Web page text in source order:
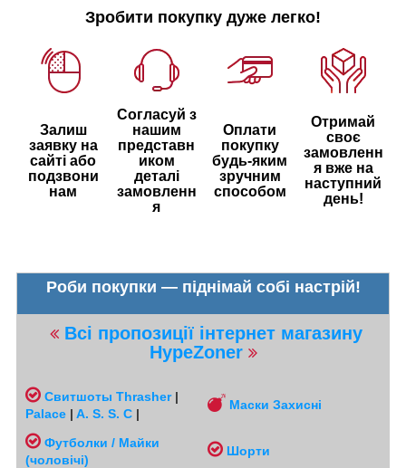
Зробити покупку дуже легко!
Залиш
заявку на
сайті або
подзвони
нам
Согласуй з
нашим
представн
иком
деталі
замовленн
я
Оплати
покупку
будь-яким
зручним
способом
Отримай
своє
замовленн
я вже на
наступний
день!
Роби покупки — піднімай собі настрій!
Всі пропозиції інтернет магазину
HypeZoner
Свитшоты Thrasher|
Palace | A. S. S. C |
Маски Захисні
Футболки / Майки
(чоловічі)
Шорти